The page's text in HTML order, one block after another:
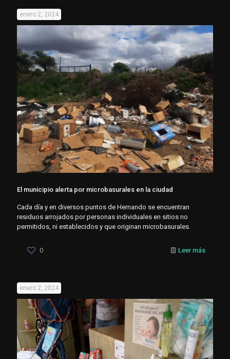
enero 2, 2024
El municipio alerta por microbasurales en la ciudad
Cada día y en diversos puntos de Hernando se encuentran
residuos arrojados por personas individuales en sitios no
permitidos, ni establecidos y que originan microbasurales.
0 Leer más
enero 2, 2024